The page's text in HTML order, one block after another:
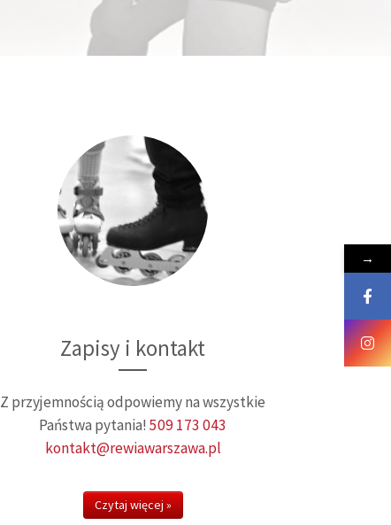
Zapisy i kontakt
Z przyjemnością odpowiemy na wszystkie
Państwa pytania! 509 173 043
kontakt@rewiawarszawa.pl
Czytaj więcej »
→